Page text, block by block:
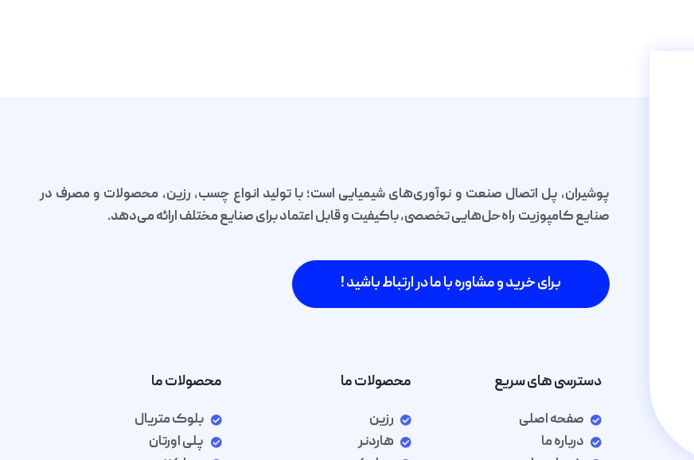
پوشیران، پل اتصال صنعت و نوآوری‌های شیمیایی است؛ با تولید انواع چسب، رزین، محصولات و مصرف در
صنایع کامپوزیت راه‌حل‌هایی تخصصی، باکیفیت و قابل اعتماد برای صنایع مختلف ارائه می‌دهد.
برای خرید و مشاوره با ما در ارتباط باشید !
دسترسی های سریع
صفحه اصلی
درباره ما
محصولات ما
رزین
هاردنر
محصولات ما
بلوک متریال
پلی اورتان